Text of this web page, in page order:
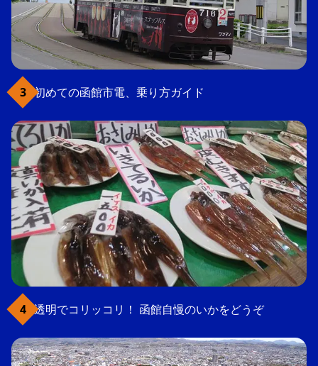
初めての函館市電、乗り方ガイド
透明でコリッコリ！ 函館自慢のいかをどうぞ